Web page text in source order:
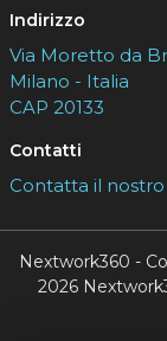
Indirizzo
Via Moretto da
Milano - Italia
CAP 20133
Contatti
Contatta il
Nextwork360 -
2026